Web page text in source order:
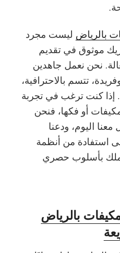
بالرياض ليست مجرد
موثوق في تقديم
نحن نعمل جاهدين
، تتسم بالاحترافية،
إذا كنت ترغب في تجربة
أو فكها، فنحن
اليوم، ودعنا
استفادة من أنظمة
بأسلوب حصري
بالرياض